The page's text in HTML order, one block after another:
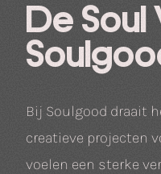
De Soul
Bij Soulgood draait
creatieve projecten
voelen een sterke